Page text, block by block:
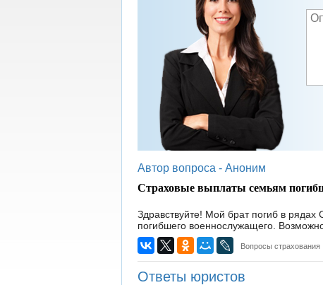
Автор вопроса - Аноним
Страховые выплаты семьям
Здравствуйте! Мой брат погиб в
погибшего военнослужащего.
Вопросы страхования
Ответы юристов